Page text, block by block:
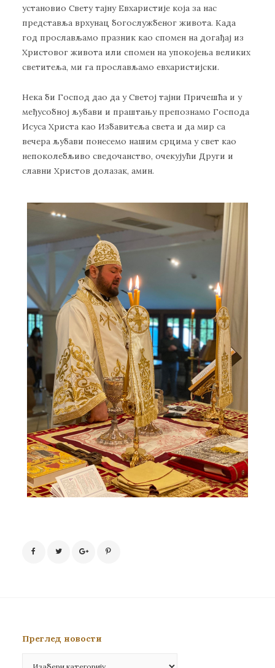
установио Свету тајну Евхаристије која за нас
представља врхунац богослужбеног живота. Када
год прослављамо празник као спомен на догађај из
Христовог живота или спомен на упокојења великих
светитеља, ми га прослављамо евхаристијски.
Нека би Господ дао да у Светој тајни Причешћа и у
међусобној љубави и праштању препознамо Господа
Исуса Христа као Избавитеља света и да мир са
вечера љубави понесемо нашим срцима у свет као
непоколебљиво сведочанство, очекујући Други и
славни Христов долазак, амин.
Преглед новости